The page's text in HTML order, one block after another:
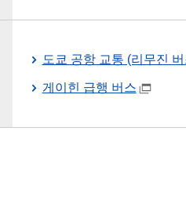
도쿄 공항 교통 (리무진
게이힌 급행 버스